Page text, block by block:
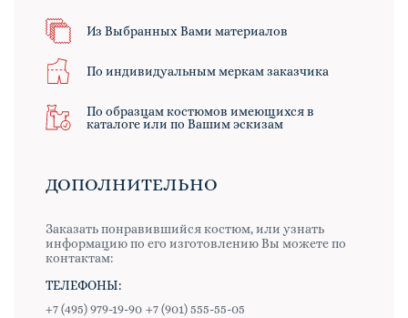
Из Выбранных Вами материалов
По индивидуальным меркам заказчика
По образцам костюмов имеющихся в
каталоге или по Вашим эскизам
ДОПОЛНИТЕЛЬНО
Заказать понравившийся костюм, или узнать
информацию по его изготовлению Вы можете по
контактам:
ТЕЛЕФОНЫ:
+7 (495) 979-19-90 +7 (901) 555-55-05